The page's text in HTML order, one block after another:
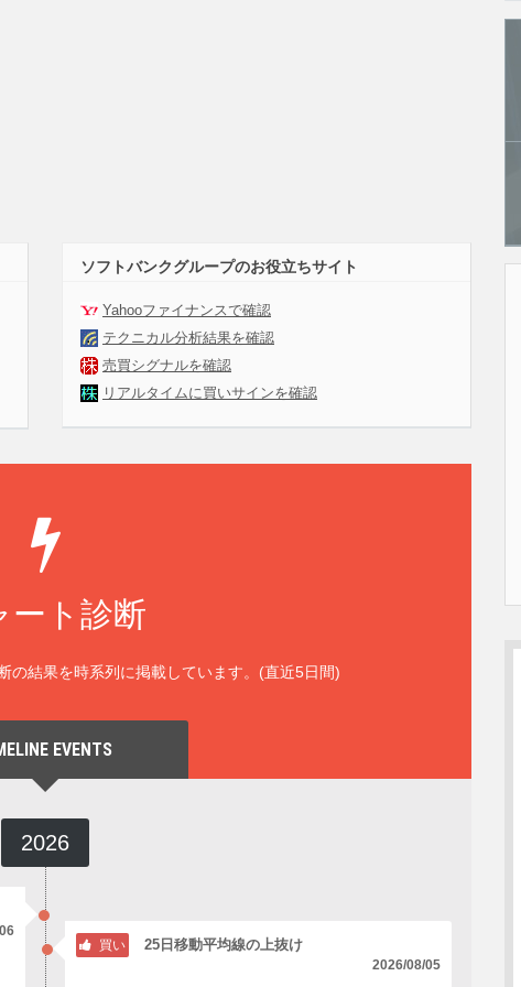
ソフトバンクグループのお役立ちサイト
Yahooファイナンスで確認
テクニカル分析結果を確認
売買シグナルを確認
リアルタイムに買いサインを確認
ート診断
の結果を時系列に掲載しています。(直近5日間)
EVENTS
2026
買い
25日移動平均線の上抜け
2026/08/05